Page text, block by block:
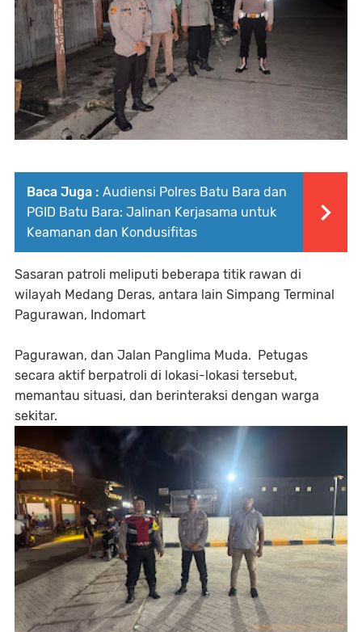
Baca Juga : Audiensi Polres Batu Bara dan
PGID Batu Bara: Jalinan Kerjasama untuk
Keamanan dan Kondusifitas
Sasaran patroli meliputi beberapa titik rawan di
wilayah Medang Deras, antara lain Simpang Terminal
Pagurawan, Indomart
Pagurawan, dan Jalan Panglima Muda. Petugas
secara aktif berpatroli di lokasi-lokasi tersebut,
memantau situasi, dan berinteraksi dengan warga
sekitar.